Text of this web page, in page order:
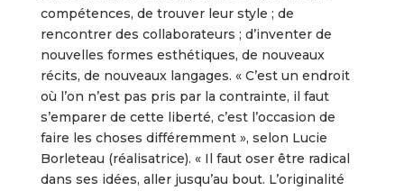
compétences, de trouver leur style ; de
rencontrer des collaborateurs ; d’inventer de
nouvelles formes esthétiques, de nouveaux
récits, de nouveaux langages. « C’est un endroit
où l’on n’est pas pris par la contrainte, il faut
s’emparer de cette liberté, c’est l’occasion de
faire les choses différemment », selon Lucie
Borleteau (réalisatrice). « Il faut oser être radical
dans ses idées, aller jusqu’au bout. L’originalité